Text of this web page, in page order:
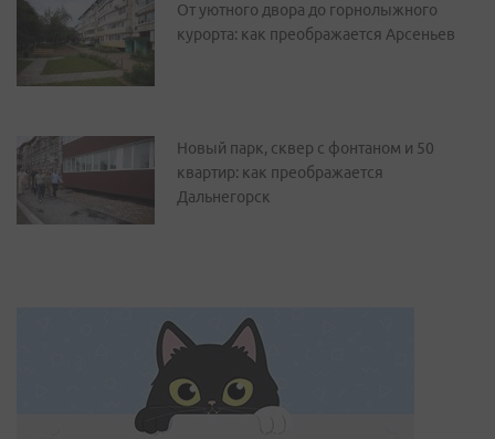
От уютного двора до горнолыжного
курорта: как преображается Арсеньев
Новый парк, сквер с фонтаном и 50
квартир: как преображается
Дальнегорск